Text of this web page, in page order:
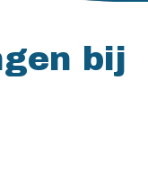
bij